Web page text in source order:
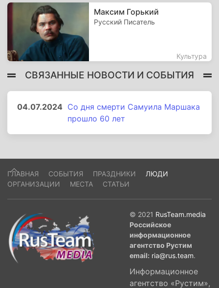
Максим Горький
Русский Писатель
Культура
СВЯЗАННЫЕ НОВОСТИ И СОБЫТИЯ
04.07.2024 Со дня смерти Самуила Маршака
прошло 60 лет
ГЛАВНАЯ СОБЫТИЯ ПРАЗДНИКИ
ЛЮДИ
ОРГАНИЗАЦИИ
МЕСТА СТАТЬИ
© 2021 RusTeam.media
Российское
информационное
агентство Рустим
email: ria@rus.team.
Информационное
агентство «Рустим»,